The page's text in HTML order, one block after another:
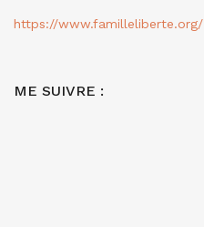
https://www.familleliberte.org/
ME SUIVRE :